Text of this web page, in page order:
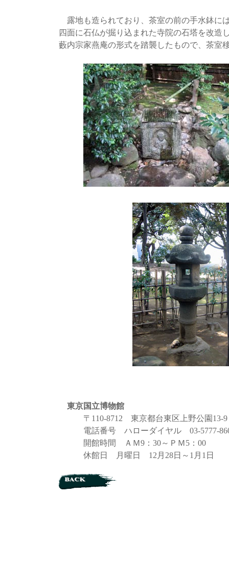
露地も造られており、茶室の前の手水鉢に
四面に石仏が掘り込まれた寺院の石塔を改造
藪内宗家燕庵の形式を踏襲したもので、茶室
東京国立博物館
〒110-8712 東京都台東区上野公園13-9
電話番号 ハローダイヤル 03-5777-
開館時間 ＡＭ9：30～ＰＭ5：00
休館日 月曜日 12月28日～1月1日